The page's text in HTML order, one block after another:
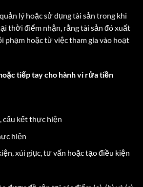
lý hoặc sử dụng tài sản trong khi
thời điểm nhận, rằng tài sản đó xuất
phạm hoặc từ việc tham gia vào hoạt
tiếp tay cho hành vi rửa tiền
cấu kết thực hiện
hiện
xúi giục, tư vấn hoặc tạo điều kiện